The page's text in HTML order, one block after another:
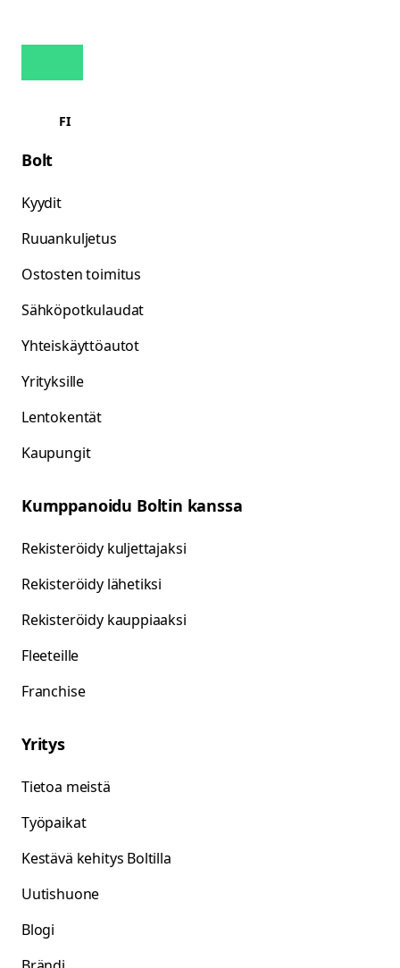
FI
Bolt
Kyydit
Ruuankuljetus
Ostosten toimitus
Sähköpotkulaudat
Yhteiskäyttöautot
Yrityksille
Lentokentät
Kaupungit
Kumppanoidu Boltin kanssa
Rekisteröidy kuljettajaksi
Rekisteröidy lähetiksi
Rekisteröidy kauppiaaksi
Fleeteille
Franchise
Yritys
Tietoa meistä
Työpaikat
Kestävä kehitys Boltilla
Uutishuone
Blogi